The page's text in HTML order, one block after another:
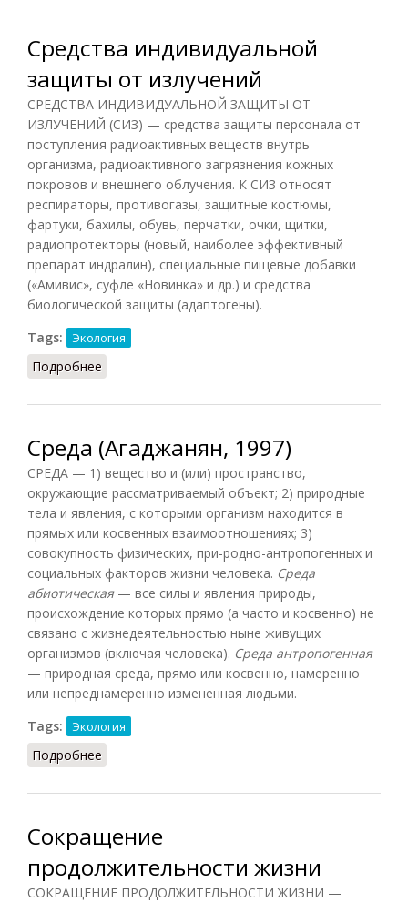
Средства индивидуальной
защиты от излучений
СРЕДСТВА ИНДИВИДУАЛЬНОЙ ЗАЩИТЫ ОТ
ИЗЛУЧЕНИЙ (СИЗ) — средства защиты персонала от
поступления радиоактивных веществ внутрь
организма, радиоактивного загрязнения кожных
покровов и внешнего облучения. К СИЗ относят
респираторы, противогазы, защитные костюмы,
фартуки, бахилы, обувь, перчатки, очки, щитки,
радиопротекторы (новый, наиболее эффективный
препарат индралин), специальные пищевые добавки
(«Амивис», суфле «Новинка» и др.) и средства
биологической защиты (адаптогены).
Tags:
Экология
Подробнее
Среда (Агаджанян, 1997)
СРЕДА — 1) вещество и (или) пространство,
окружающие рассматриваемый объект; 2) природные
тела и явления, с которыми организм находится в
прямых или косвенных взаимоотношениях; 3)
совокупность физических, при-родно-антропогенных и
социальных факторов жизни человека. Среда
абиотическая— все силы и явления природы,
происхождение которых прямо (а часто и косвенно) не
связано с жизнедеятельностью ныне живущих
организмов (включая человека). Среда антропогенная
— природная среда, прямо или косвенно, намеренно
или непреднамеренно измененная людьми.
Tags:
Экология
Подробнее
Сокращение
продолжительности жизни
СОКРАЩЕНИЕ ПРОДОЛЖИТЕЛЬНОСТИ ЖИЗНИ —